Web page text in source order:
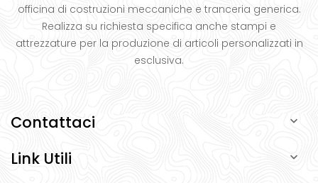
officina di costruzioni meccaniche e tranceria generica.
Realizza su richiesta specifica anche stampi e
attrezzature per la produzione di articoli personalizzati in
esclusiva.
Contattaci 
Link Utili 